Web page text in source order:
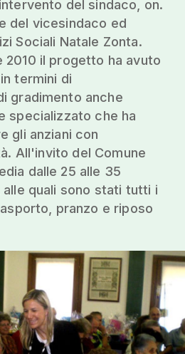
del sindaco, on.
del vicesindaco ed
Sociali Natale Zonta.
2010 il progetto ha avuto
termini di
gradimento anche
specializzato che ha
gli anziani con
All'invito del Comune
dalle 25 alle 35
quali sono stati tutti i
pranzo e riposo